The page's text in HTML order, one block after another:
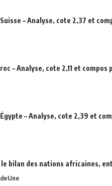
– Analyse, cote 2,37 et
– Analyse, cote 2,11 et
– Analyse, cote 2,39 et
le bilan des nations africaines,
Une